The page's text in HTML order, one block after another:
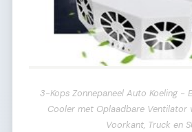
3-Kops Zonnepaneel Auto Koeling -
Cooler met Oplaadbare Ventilator
Voorkant, Truck en